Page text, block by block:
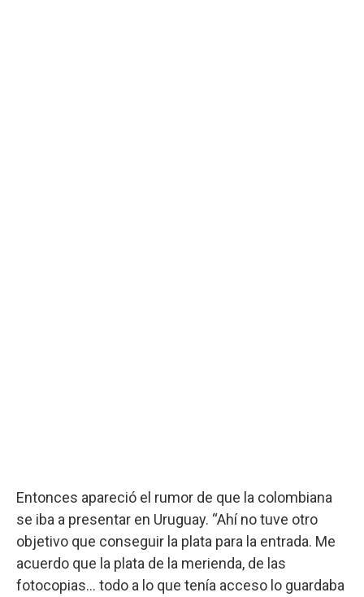
Entonces apareció el rumor de que la colombiana
se iba a presentar en Uruguay. “Ahí no tuve otro
objetivo que conseguir la plata para la entrada. Me
acuerdo que la plata de la merienda, de las
fotocopias… todo a lo que tenía acceso lo guardaba